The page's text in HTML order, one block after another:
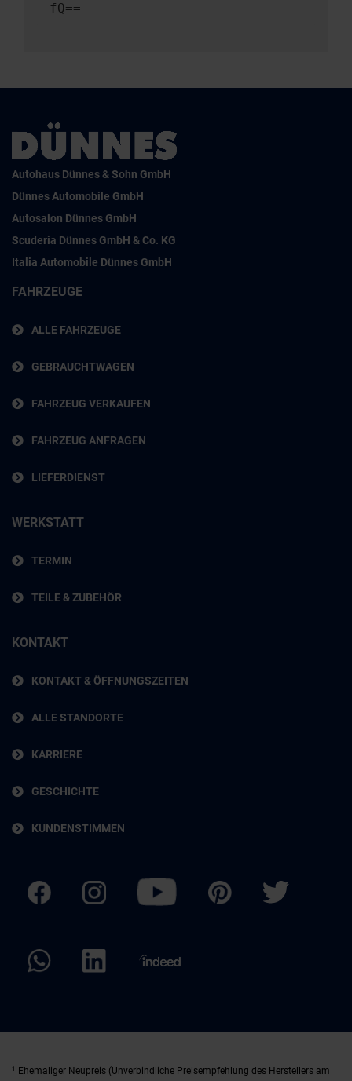
fQ==
Autohaus Dünnes & Sohn GmbH
Dünnes Automobile GmbH
Autosalon Dünnes GmbH
Scuderia Dünnes GmbH & Co. KG
Italia Automobile Dünnes GmbH
FAHRZEUGE
ALLE FAHRZEUGE
GEBRAUCHTWAGEN
FAHRZEUG VERKAUFEN
FAHRZEUG ANFRAGEN
LIEFERDIENST
WERKSTATT
TERMIN
TEILE & ZUBEHÖR
KONTAKT
KONTAKT & ÖFFNUNGSZEITEN
ALLE STANDORTE
KARRIERE
GESCHICHTE
KUNDENSTIMMEN
1 Ehemaliger Neupreis (Unverbindliche Preisempfehlung des Herstellers am